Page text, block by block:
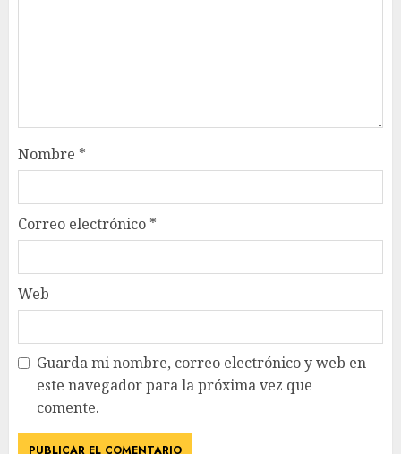
Nombre *
Correo electrónico *
Web
Guarda mi nombre, correo electrónico y web en
este navegador para la próxima vez que
comente.